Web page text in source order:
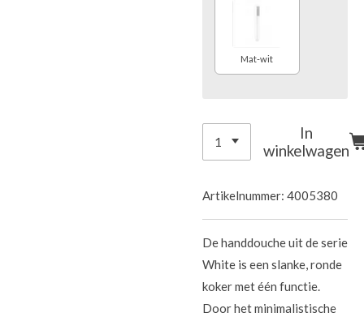
Mat-wit
In
winkelwagen
Artikelnummer: 4005380
De handdouche uit de serie
White is een slanke, ronde
koker met één functie.
Door het minimalistische